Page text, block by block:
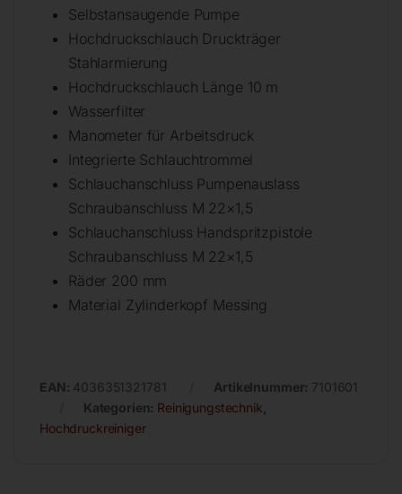
Selbstansaugende Pumpe
Hochdruckschlauch Druckträger
Stahlarmierung
Hochdruckschlauch Länge 10 m
Wasserfilter
Manometer für Arbeitsdruck
Integrierte Schlauchtrommel
Schlauchanschluss Pumpenauslass
Schraubanschluss M 22×1,5
Schlauchanschluss Handspritzpistole
Schraubanschluss M 22×1,5
Räder 200 mm
Material Zylinderkopf Messing
EAN: 4036351321781 Artikelnummer: 7101601
Kategorien: Reinigungstechnik
Hochdruckreiniger